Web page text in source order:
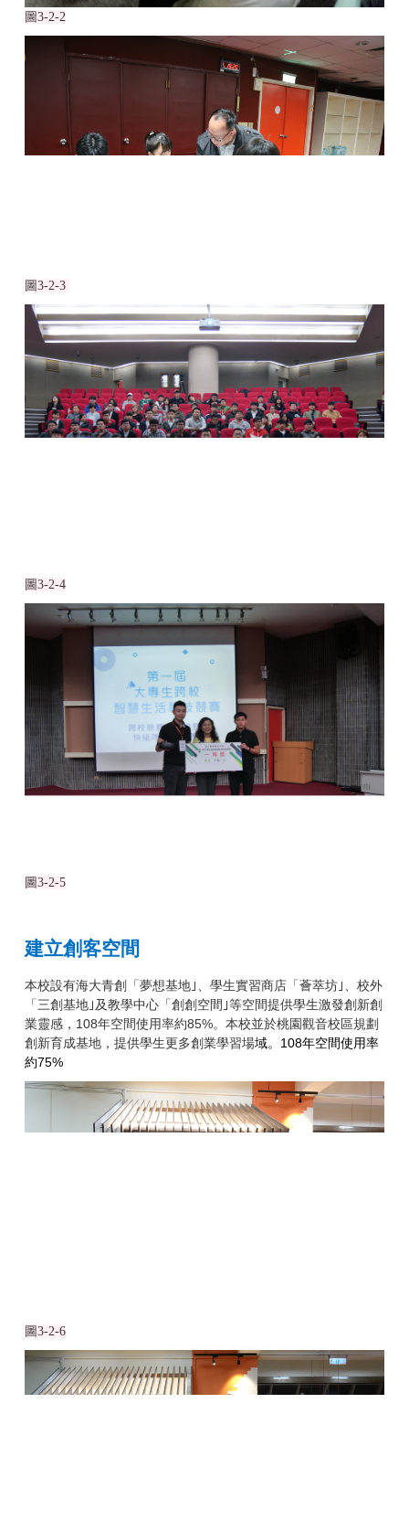
圖3-2-2
圖3-2-3
圖3-2-4
圖3-2-5
建立創客空間
本校設有海大青創「夢想基地｣、學生實習商店「薈萃坊｣、校外
「三創基地｣及教學中心「創創空間｣等空間提供學生激發創新創
業靈感，108年空間使用率約85%。本校並於桃園觀音校區規劃
創新育成基地，提供學生更多創業學習場域。108年空間使用率
約75%
圖3-2-6